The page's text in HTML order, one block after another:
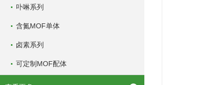
卟啉系列
含氮MOF单体
卤素系列
可定制MOF配体